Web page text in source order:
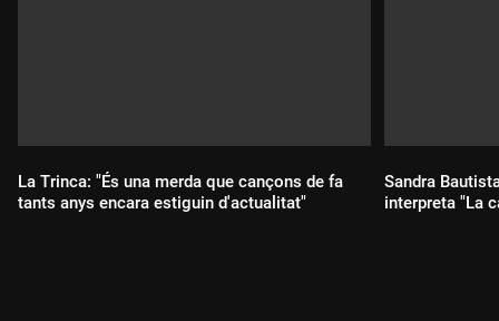
La Trinca: "És una merda que cançons de fa
tants anys encara estiguin d'actualitat"
Sandra
interpreta "La